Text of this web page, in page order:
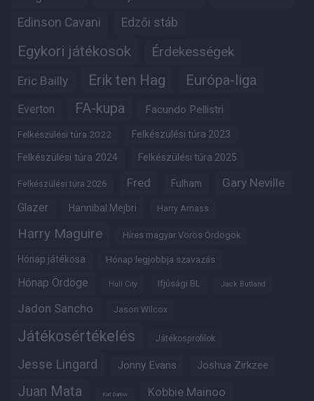
Edinson Cavani Edzői stáb
Egykori játékosok Érdekességek
Eric Bailly Erik ten Hag Európa-liga
Everton FA-kupa Facundo Pellistri
Felkészülési túra 2022 Felkészülési túra 2023
Felkészülési túra 2024 Felkészülési túra 2025
Felkészülési túra 2026 Fred Fulham Gary Neville
Glazer Hannibal Mejbri Harry Amass
Harry Maguire Híres magyar Vörös Ördögök
Hónap játékosa Hónap legjobbja szavazás
Hónap Ördöge Hull City Ifjúsági BL Jack Butland
Jadon Sancho Jason Wilcox
Játékosértékelés Játékosprofilok
Jesse Lingard Jonny Evans Joshua Zirkzee
Juan Mata Karl Darlow Kobbie Mainoo